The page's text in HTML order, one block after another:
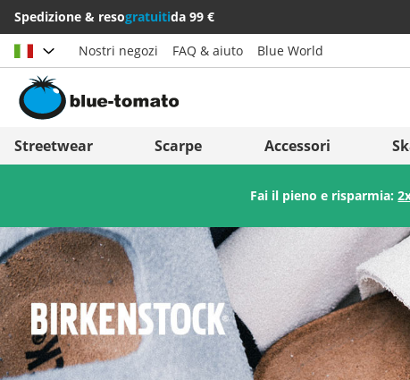
Spedizione & resogratuitida 99 €
Scegli il paese
Österreich
Suisse (Français)
Svizzera (Italiano)
France
Italia (Italiano)
Italien (Deutsch)
España
Suomi
United Kingdom
Nostri negozi FAQ & aiuto Blue World
Streetwear Scarpe Accessori
Fai il pieno e risparmia: